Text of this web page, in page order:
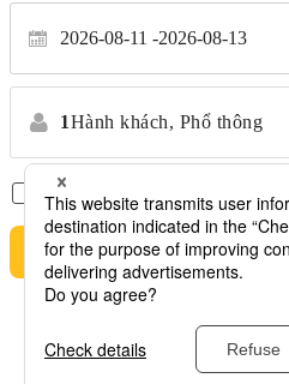
2026-08-11 2026-08-13
1Hành khách, Phổ thông
Chỉ có chuyến bay thẳng
Tìm
hãng hàng